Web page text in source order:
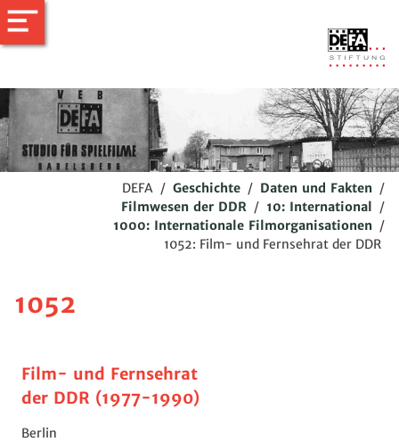
DEFA / Geschichte / Daten und Fakten /
Filmwesen der DDR / 10: International /
1000: Internationale Filmorganisationen /
1052: Film- und Fernsehrat der DDR
1052
Film- und Fernsehrat
der DDR (1977-1990)
Berlin